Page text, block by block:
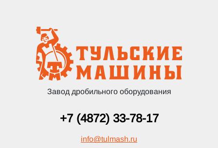
Завод дробильного оборудования
+7 (4872) 33-78-17
info@tulmash.ru